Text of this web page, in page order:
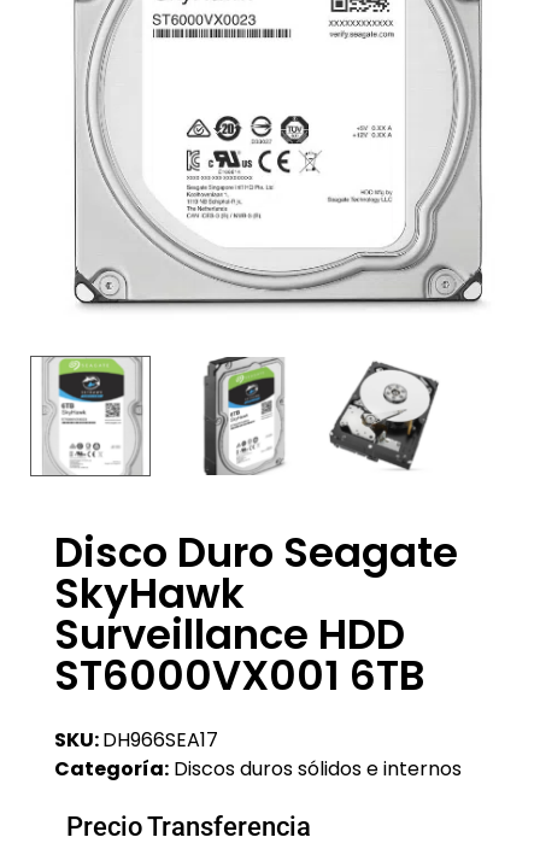
Disco Duro Seagate
SkyHawk
Surveillance HDD
ST6000VX001 6TB
SKU:DH966SEA17
Categoría: Discos duros sólidos e internos
Precio Transferencia